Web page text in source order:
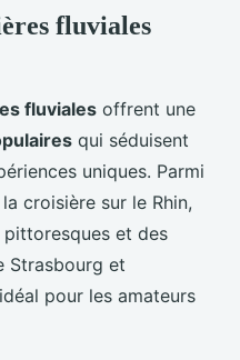
fluviales
fluviales offrent une
qui séduisent
uniques. Parmi
croisière sur le Rhin,
et des
Strasbourg et
pour les amateurs